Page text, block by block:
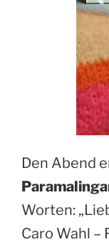
Den Abend
Worten:
Caro Wahl –